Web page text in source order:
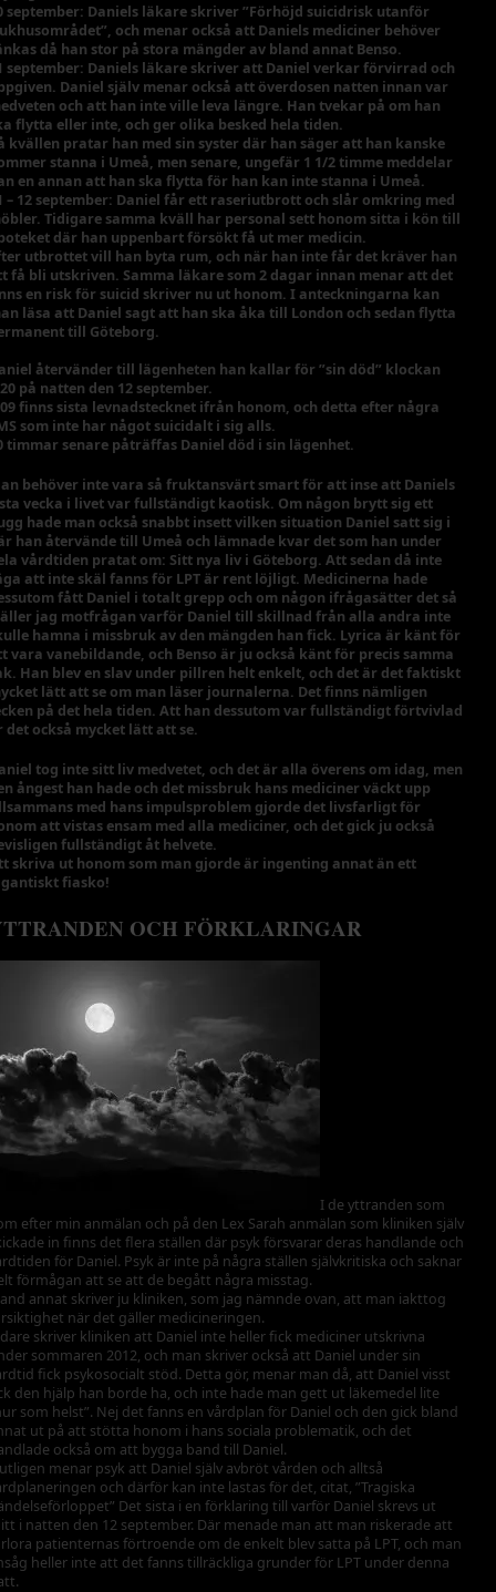
september: Daniels läkare skriver ”Förhöjd suicidrisk utanför
och menar också att Daniels mediciner behöver
då han stor på stora mängder av bland annat Benso.
september: Daniels läkare skriver att Daniel verkar förvirrad och
Daniel själv menar också att överdosen natten innan var
och att han inte ville leva längre. Han tvekar på om han
flytta eller inte, och ger olika besked hela tiden.
kvällen pratar han med sin syster där han säger att han kanske
stanna i Umeå, men senare, ungefär 1 1/2 timme meddelar
en annan att han ska flytta för han kan inte stanna i Umeå.
– 12 september: Daniel får ett raseriutbrott och slår omkring med
Tidigare samma kväll har personal sett honom sitta i kön till
där han uppenbart försökt få ut mer medicin.
utbrottet vill han byta rum, och när han inte får det kräver han
få bli utskriven. Samma läkare som 2 dagar innan menar att det
en risk för suicid skriver nu ut honom. I anteckningarna kan
läsa att Daniel sagt att han ska åka till London och sedan flytta
till Göteborg.
återvänder till lägenheten han kallar för ”sin död” klockan
på natten den 12 september.
finns sista levnadstecknet ifrån honom, och detta efter några
som inte har något suicidalt i sig alls.
timmar senare påträffas Daniel död i sin lägenhet.
behöver inte vara så fruktansvärt smart för att inse att Daniels
vecka i livet var fullständigt kaotisk. Om någon brytt sig ett
hade man också snabbt insett vilken situation Daniel satt sig i
han återvände till Umeå och lämnade kvar det som han under
vårdtiden pratat om: Sitt nya liv i Göteborg. Att sedan då inte
att inte skäl fanns för LPT är rent löjligt. Medicinerna hade
fått Daniel i totalt grepp och om någon ifrågasätter det så
jag motfrågan varför Daniel till skillnad från alla andra inte
hamna i missbruk av den mängden han fick. Lyrica är känt för
vara vanebildande, och Benso är ju också känt för precis samma
Han blev en slav under pillren helt enkelt, och det är det faktiskt
lätt att se om man läser journalerna. Det finns nämligen
på det hela tiden. Att han dessutom var fullständigt förtvivlad
det också mycket lätt att se.
tog inte sitt liv medvetet, och det är alla överens om idag, men
ångest han hade och det missbruk hans mediciner väckt upp
med hans impulsproblem gjorde det livsfarligt för
att vistas ensam med alla mediciner, och det gick ju också
fullständigt åt helvete.
skriva ut honom som man gjorde är ingenting annat än ett
fiasko!
OCH FÖRKLARINGAR
I de yttranden som
efter min anmälan och på den Lex Sarah anmälan som kliniken själv
in finns det flera ställen där psyk försvarar deras handlande och
för Daniel. Psyk är inte på några ställen självkritiska och saknar
förmågan att se att de begått några misstag.
annat skriver ju kliniken, som jag nämnde ovan, att man iakttog
när det gäller medicineringen.
skriver kliniken att Daniel inte heller fick mediciner utskrivna
sommaren 2012, och man skriver också att Daniel under sin
fick psykosocialt stöd. Detta gör, menar man då, att Daniel visst
den hjälp han borde ha, och inte hade man gett ut läkemedel lite
som helst”. Nej det fanns en vårdplan för Daniel och den gick bland
ut på att stötta honom i hans sociala problematik, och det
också om att bygga band till Daniel.
menar psyk att Daniel själv avbröt vården och alltså
och därför kan inte lastas för det, citat, ”Tragiska
Det sista i en förklaring till varför Daniel skrevs ut
i natten den 12 september. Där menade man att man riskerade att
patienternas förtroende om de enkelt blev satta på LPT, och man
heller inte att det fanns tillräckliga grunder för LPT under denna